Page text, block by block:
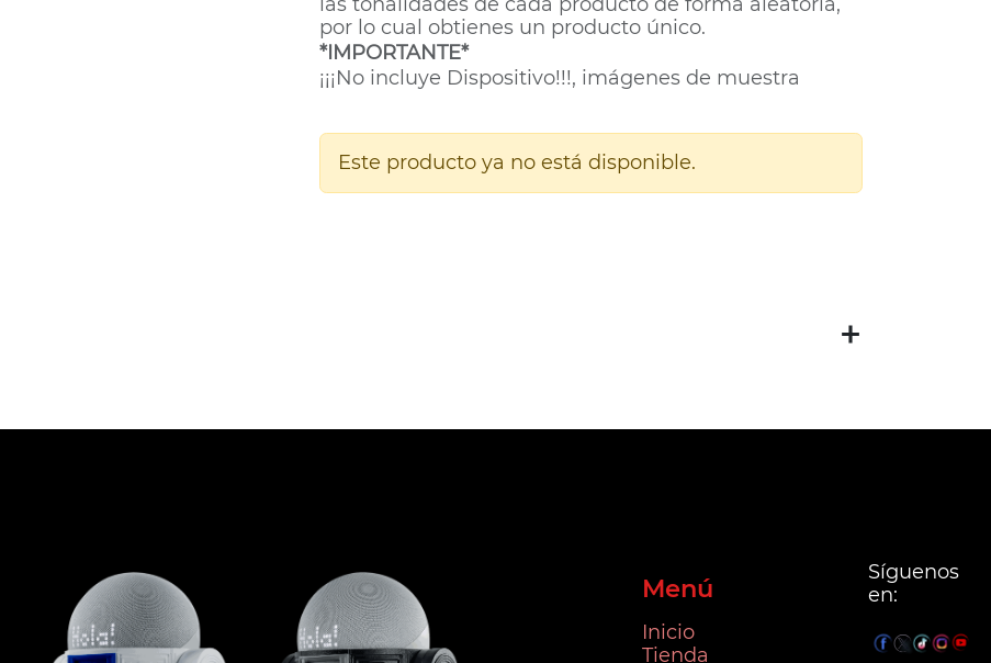
por lo cual obtienes un producto único.
*IMPORTANTE*
¡¡¡No incluye Dispositivo!!!, imágenes de muestra
Este producto ya no está disponible.
Menú
Inicio
Tienda
Síguenos
en: